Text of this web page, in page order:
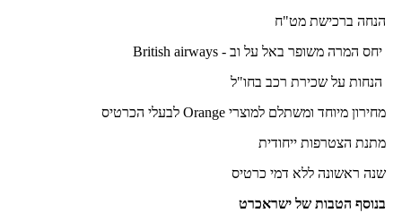
הנחה ברכישת מט"ח
יחס המרה משופר באל על וב - British airways
הנחות על שכירת רכב בחו"ל
מחירון מיוחד ומשתלם למוצרי Orange לבעלי הכרטיס
מתנת הצטרפות ייחודית
שנה ראשונה ללא דמי כרטיס
בנוסף הטבות של ישראכרט